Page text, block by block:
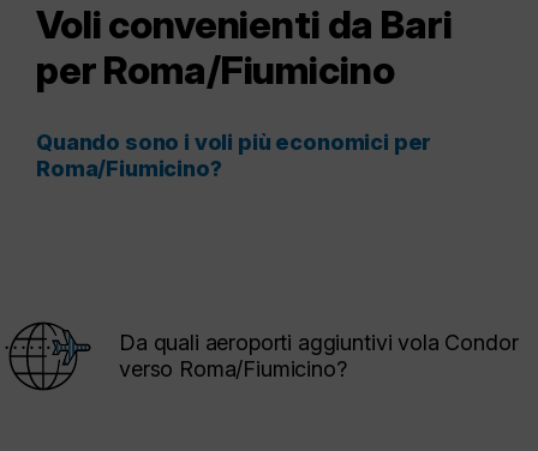
Voli convenienti da Bari
per Roma/Fiumicino
Quando sono i voli più economici per
Roma/Fiumicino?
Da quali aeroporti aggiuntivi vola Condor
verso Roma/Fiumicino?